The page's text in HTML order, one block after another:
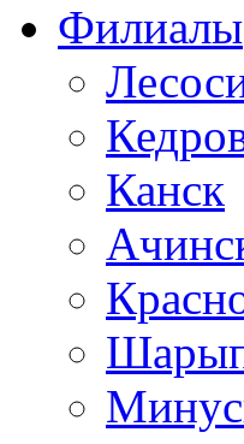
Филиалы
Канск